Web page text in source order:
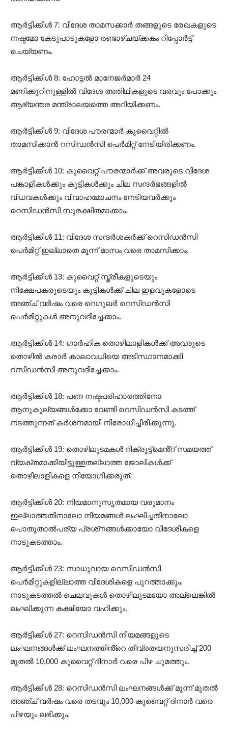
ആർട്ടിക്കിൾ 7: വിദേശ താമസക്കാർ തങ്ങളുടെ രേഖകളുടെ
നഷ്ടമോ കേടുപാടുകളോ രണ്ടാഴ്ചയ്ക്കകം റിപ്പോർട്ട്
ചെയ്യണം.
ആർട്ടിക്കിൾ 8: ഹോട്ടൽ മാനേജർമാർ 24
മണിക്കൂറിനുള്ളിൽ വിദേശ അതിഥികളുടെ വരവും പോക്കും
ആഭ്യന്തര മന്ത്രാലയത്തെ അറിയിക്കണം.
ആർട്ടിക്കിൾ 9: വിദേശ പൗരന്മാർ കുവൈറ്റിൽ
താമസിക്കാൻ റസിഡൻസി പെർമിറ്റ് നേടിയിരിക്കണം.
ആർട്ടിക്കിൾ 10: കുവൈറ്റ് പൗരന്മാർക്ക് അവരുടെ വിദേശ
പങ്കാളികൾക്കും കുട്ടികൾക്കും ചില സന്ദർഭങ്ങളിൽ
വിധവകൾക്കും വിവാഹമോചനം നേടിയവർക്കും
റെസിഡൻസി സുരക്ഷിതമാക്കാം.
ആർട്ടിക്കിൾ 11: വിദേശ സന്ദർശകർക്ക് റെസിഡൻസി
പെർമിറ്റ് ഇല്ലാതെ മൂന്ന് മാസം വരെ താമസിക്കാം.
ആർട്ടിക്കിൾ 13: കുവൈറ്റ് സ്ത്രീകളുടെയും
നിക്ഷേപകരുടെയും കുട്ടികൾക്ക് ചില ഇളവുകളോടെ
അഞ്ച് വർഷം വരെ റെഗുലർ റെസിഡൻസി
പെർമിറ്റുകൾ അനുവദിച്ചേക്കാം.
ആർട്ടിക്കിൾ 14: ഗാർഹിക തൊഴിലാളികൾക്ക് അവരുടെ
തൊഴിൽ കരാർ കാലാവധിയെ അടിസ്ഥാനമാക്കി
റസിഡൻസി അനുവദിച്ചേക്കാം.
ആർട്ടിക്കിൾ 18: പണ നഷ്ടപരിഹാരത്തിനോ
ആനുകൂല്യങ്ങൾക്കോ ​​വേണ്ടി റെസിഡൻസി കടത്ത്
നടത്തുന്നത് കർശനമായി നിരോധിച്ചിരിക്കുന്നു.
ആർട്ടിക്കിൾ 19: തൊഴിലുടമകൾ റിക്രൂട്ട്‌മെൻ്റ് സമയത്ത്
വ്യക്തമാക്കിയിട്ടുള്ളതല്ലാത്ത ജോലികൾക്ക്
തൊഴിലാളികളെ നിയോഗിക്കരുത്.
ആർട്ടിക്കിൾ 20: നിയമാനുസൃതമായ വരുമാനം
ഇല്ലാത്തതിനാലോ നിയമങ്ങൾ ലംഘിച്ചതിനാലോ
പൊതുതാൽപര്യ പ്രശ്‌നങ്ങൾക്കായോ വിദേശികളെ
നാടുകടത്താം.
ആർട്ടിക്കിൾ 23: സാധുവായ റെസിഡൻസി
പെർമിറ്റുകളില്ലാത്ത വിദേശികളെ പുറത്താക്കും,
നാടുകടത്തൽ ചെലവുകൾ തൊഴിലുടമയോ അല്ലെങ്കിൽ
ലംഘിക്കുന്ന കക്ഷിയോ വഹിക്കും.
ആർട്ടിക്കിൾ 27: റെസിഡൻസി നിയമങ്ങളുടെ
ലംഘനങ്ങൾക്ക് ലംഘനത്തിൻ്റെ തീവ്രതയനുസരിച്ച് 200
മുതൽ 10,000 കുവൈറ്റ് ദിനാർ വരെ പിഴ ചുമത്തും.
ആർട്ടിക്കിൾ 28: റെസിഡൻസി ലംഘനങ്ങൾക്ക് മൂന്ന് മുതൽ
അഞ്ച് വർഷം വരെ തടവും 10,000 കുവൈറ്റ് ദിനാർ വരെ
പിഴയും ലഭിക്കും.